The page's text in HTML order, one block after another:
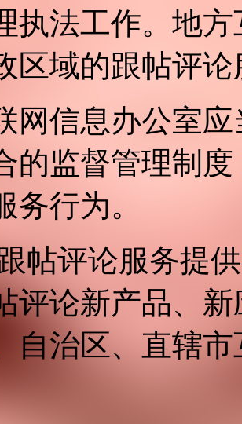
执法工作。地
区域的跟帖评
网信息办公室
的监督管理制
务行为。
帖评论服务提
评论新产品、
自治区、直辖